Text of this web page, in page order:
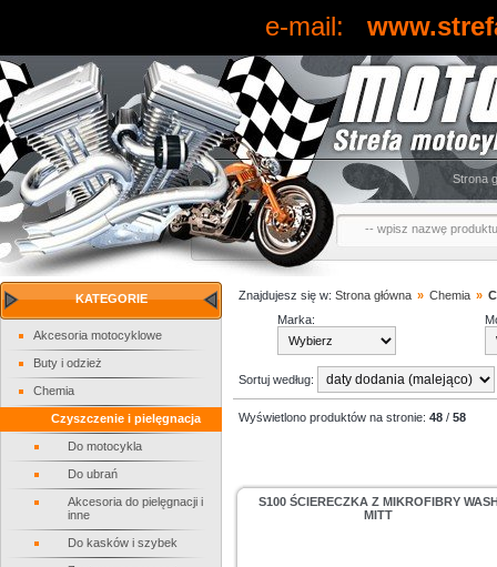
e-mail:
Strona
KATEGORIE
Akcesoria motocyklowe
Buty i odzież
Chemia
Czyszczenie i pielęgnacja
Do motocykla
Do ubrań
Akcesoria do pielęgnacji i
inne
Do kasków i szybek
Znajdujesz się w: Strona główna » Chemia »
Marka:
Sortuj według:
Wyświetlono produktów na stronie: 48 / 58
S100 ŚCIERECZKA Z MIKROFIBRY
MITT